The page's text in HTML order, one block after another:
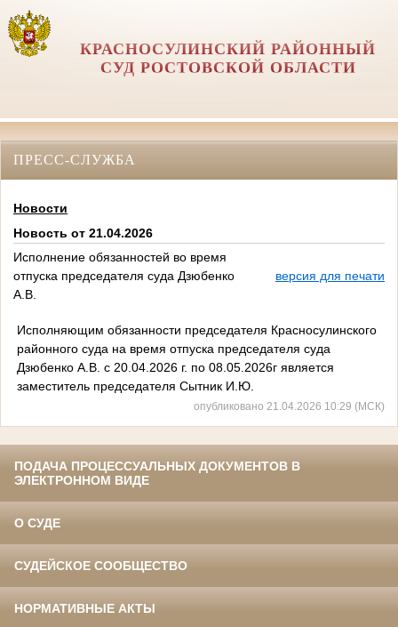
КРАСНОСУЛИНСКИЙ РАЙОННЫЙ
СУД РОСТОВСКОЙ ОБЛАСТИ
ПРЕСС-СЛУЖБА
Новости
Новость от 21.04.2026
Исполнение обязанностей во время
отпуска председателя суда Дзюбенко
А.В.
версия для печати
Исполняющим обязанности председателя Красносулинского
районного суда на время отпуска председателя суда
Дзюбенко А.В. с 20.04.2026 г. по 08.05.2026г является
заместитель председателя Сытник И.Ю.
опубликовано 21.04.2026 10:29 (МСК)
ПОДАЧА ПРОЦЕССУАЛЬНЫХ ДОКУМЕНТОВ В
ЭЛЕКТРОННОМ ВИДЕ
О СУДЕ
СУДЕЙСКОЕ СООБЩЕСТВО
НОРМАТИВНЫЕ АКТЫ